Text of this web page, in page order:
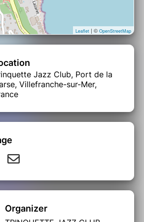
Leaflet | © OpenStreetMap
Jazz Club, Port de la
Villefranche-sur-Mer,
Organizer